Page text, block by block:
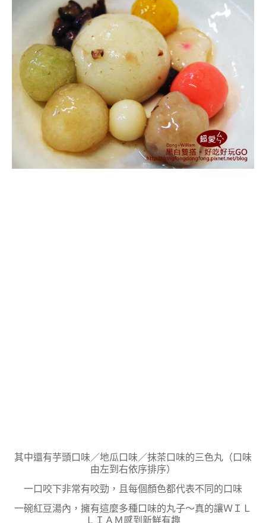
其中還有芋頭口味／地瓜口味／抹茶口味的三色丸（口味
由左到右依序排序）
一口咬下非常有咬勁，且每個顏色都代表不同的口味
一碗紅豆湯內，擁有這麼多種口味的丸子～真的讓ＷＩＬ
ＬＩＡＭ感到新鮮有趣